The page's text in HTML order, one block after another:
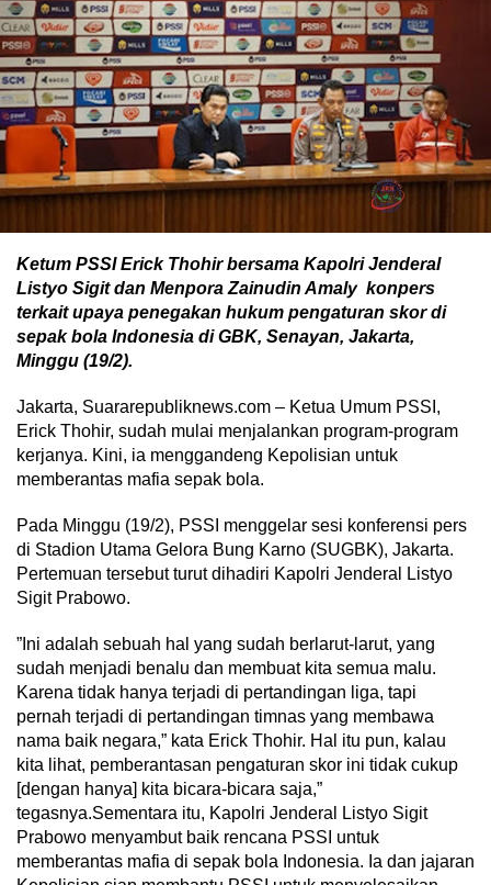
Ketum PSSI Erick Thohir bersama Kapolri Jenderal
Listyo Sigit dan Menpora Zainudin Amaly konpers
terkait upaya penegakan hukum pengaturan skor di
sepak bola Indonesia di GBK, Senayan, Jakarta,
Minggu (19/2).
Jakarta, Suararepubliknews.com – Ketua Umum PSSI,
Erick Thohir, sudah mulai menjalankan program-program
kerjanya. Kini, ia menggandeng Kepolisian untuk
memberantas mafia sepak bola.
Pada Minggu (19/2), PSSI menggelar sesi konferensi pers
di Stadion Utama Gelora Bung Karno (SUGBK), Jakarta.
Pertemuan tersebut turut dihadiri Kapolri Jenderal Listyo
Sigit Prabowo.
”Ini adalah sebuah hal yang sudah berlarut-larut, yang
sudah menjadi benalu dan membuat kita semua malu.
Karena tidak hanya terjadi di pertandingan liga, tapi
pernah terjadi di pertandingan timnas yang membawa
nama baik negara,” kata Erick Thohir. Hal itu pun, kalau
kita lihat, pemberantasan pengaturan skor ini tidak cukup
[dengan hanya] kita bicara-bicara saja,”
tegasnya.Sementara itu, Kapolri Jenderal Listyo Sigit
Prabowo menyambut baik rencana PSSI untuk
memberantas mafia di sepak bola Indonesia. Ia dan jajaran